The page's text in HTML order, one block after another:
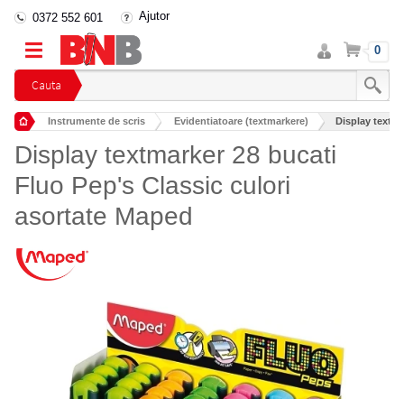
Cauta
0372 552 601 Ajutor
Intra
in
cont
Cos 0
Instrumente de scris Evidentiatoare (textmarkere) Display
Display textmarker 28 bucati
Fluo Pep's Classic culori
asortate Maped